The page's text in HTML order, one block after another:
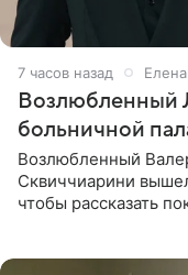
7 часов назад
Возлюбленный
больничной
Возлюбленный
Сквиччиарини
чтобы рассказать